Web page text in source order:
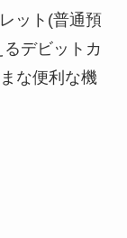
ット(普通預
デビットカ
な便利な機